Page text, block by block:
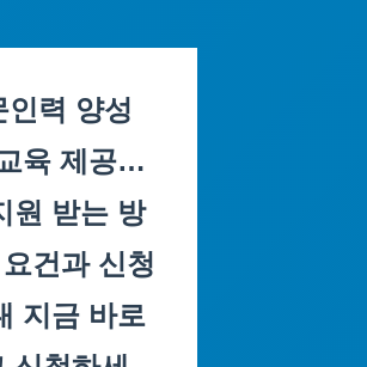
인력 양성
육 제공…
원 받는 방
건과 신청
지금 바로